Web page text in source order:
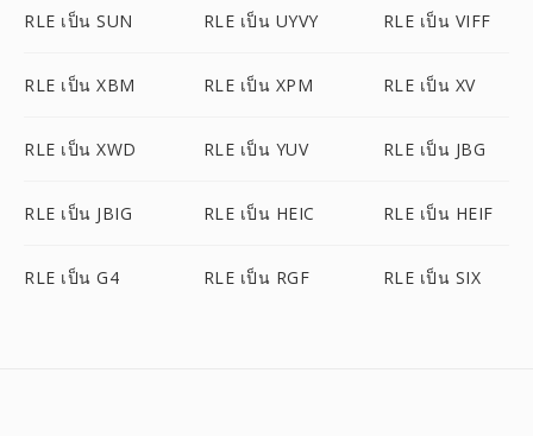
RLE เป็น SUN RLE เป็น UYVY RLE เป็น VIFF
RLE เป็น XBM RLE เป็น XPM RLE เป็น XV
RLE เป็น XWD RLE เป็น YUV RLE เป็น JBG
RLE เป็น JBIG RLE เป็น HEIC RLE เป็น HEIF
RLE เป็น G4 RLE เป็น RGF RLE เป็น SIX